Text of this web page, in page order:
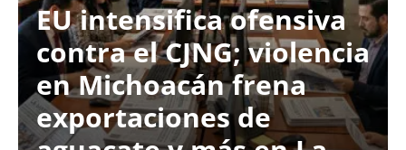
EU intensifica ofensiva
contra el CJNG; violencia
en Michoacán frena
exportaciones de